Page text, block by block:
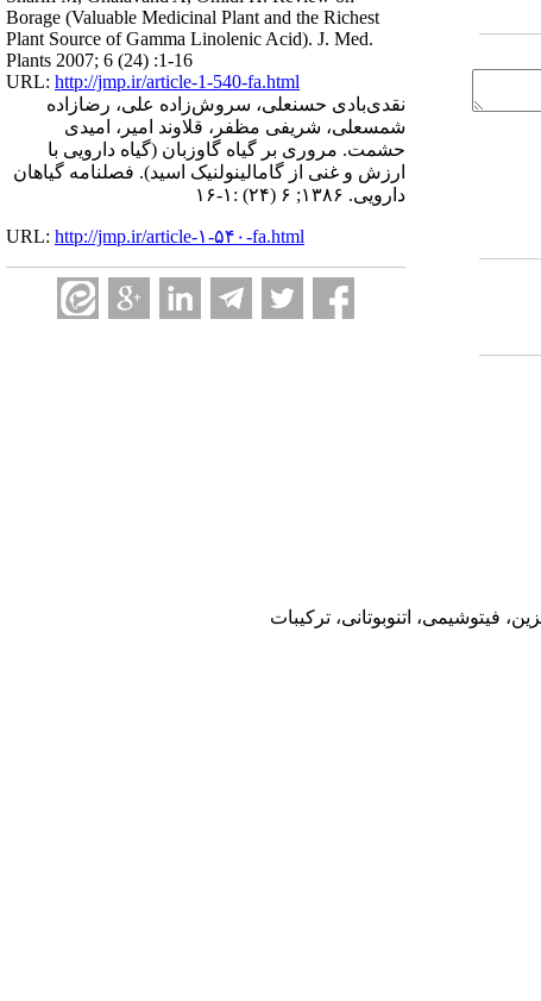
Borage (Valuable Medicinal Plant and the Richest
Plant Source of Gamma Linolenic Acid). J. Med.
Plants 2007; 6 (24) :1-16
URL: http://jmp.ir/article-1-540-fa.html
نقدی‌بادی حسنعلی، سروش‌زاده علی، رضازاده
شمسعلی، شریفی مظفر، قلاوند امیر، امیدی
حشمت. مروری بر گیاه گاوزبان (گیاه دارویی با
ارزش و غنی از گامالینولنیک اسید). فصلنامه گياهان
دارویی. ۱۳۸۶; ۶ (۲۴) :۱-۱۶
URL: http://jmp.ir/article-۱-۵۴۰-fa.html
فیتوشیمی، اتنوبوتانی، ترکیبات